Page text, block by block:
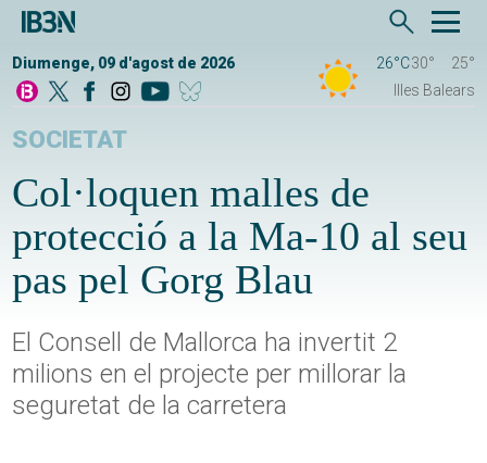
Diumenge, 09 d'agost de 2026 26°C30°
25°
Illes Balears
SOCIETAT
Col·loquen malles de
protecció a la Ma-10 al seu
pas pel Gorg Blau
El Consell de Mallorca ha invertit 2
milions en el projecte per millorar la
seguretat de la carretera